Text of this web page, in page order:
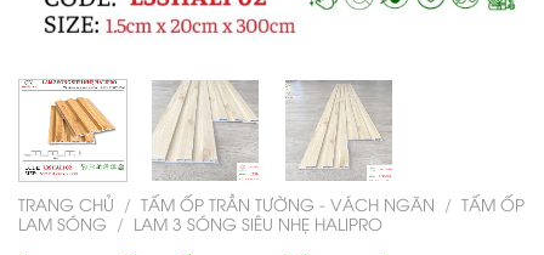
TRANG CHỦ / TẤM ỐP TRẦN TƯỜNG - VÁCH NGĂN / TẤM ỐP
LAM SÓNG / LAM 3 SÓNG SIÊU NHẸ HALIPRO